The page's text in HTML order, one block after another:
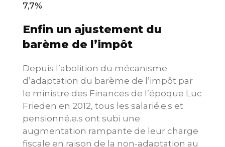
7,7%.
Enfin un ajustement du
barème de l’impôt
Depuis l’abolition du mécanisme
d’adaptation du barème de l’impôt par
le ministre des Finances de l’époque Luc
Frieden en 2012, tous les salarié.e.s et
pensionné.e.s ont subi une
augmentation rampante de leur charge
fiscale en raison de la non-adaptation au